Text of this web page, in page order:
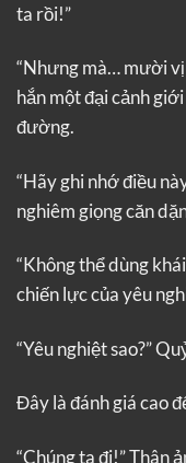
ta rồi!”
“Nhưng mà… mười
hắn một đại cảnh
đường.
“Hãy ghi nhớ điều
nghiêm giọng căn
“Không thể dùng
chiến lực của yêu
“Yêu nghiệt sao?”
Đây là đánh giá cao
“Chúng ta đi!” Thân